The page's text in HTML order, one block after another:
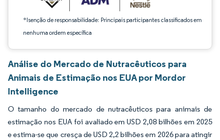
*Isenção de responsabilidade: Principais participantes classificados em
nenhuma ordem específica
Análise do Mercado de Nutracêuticos para
Animais de Estimação nos EUA por Mordor
Intelligence
O tamanho do mercado de nutracêuticos para animais de
estimação nos EUA foi avaliado em USD 2,08 bilhões em 2025
e estima-se que cresça de USD 2,2 bilhões em 2026 para atingir